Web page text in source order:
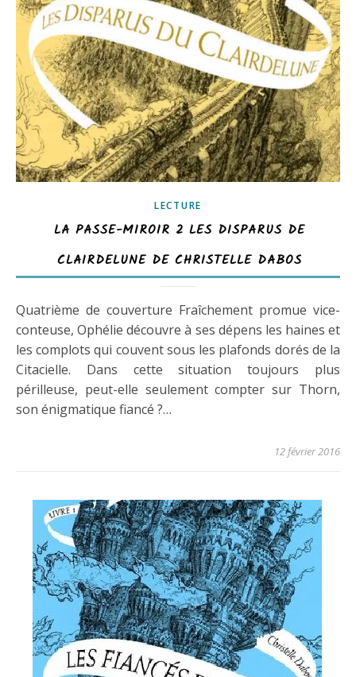
LECTURE
LA PASSE-MIROIR 2 LES DISPARUS DE
CLAIRDELUNE DE CHRISTELLE DABOS
Quatrième de couverture Fraîchement promue vice-
conteuse, Ophélie découvre à ses dépens les haines et
les complots qui couvent sous les plafonds dorés de la
Citacielle. Dans cette situation toujours plus
périlleuse, peut-elle seulement compter sur Thorn,
son énigmatique fiancé ?…
12 février 2016